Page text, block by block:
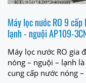
Máy lọc nước RO 9
lạnh - nguội AP109-
Máy lọc nước RO gia
nóng – nguội – lạnh
cung cấp nước nóng